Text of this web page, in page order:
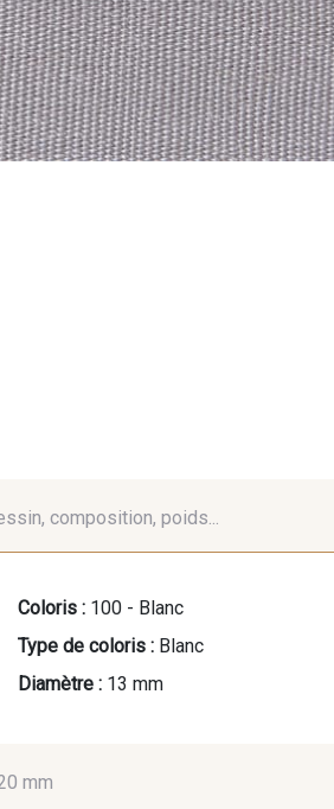
composition, poids...
Coloris : 100 - Blanc
Type de coloris : Blanc
Diamètre : 13 mm
mm